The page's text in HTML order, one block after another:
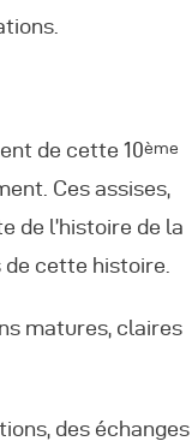
de cette 10ème
Ces assises,
de l’histoire de la
de cette histoire.
matures, claires
des échanges